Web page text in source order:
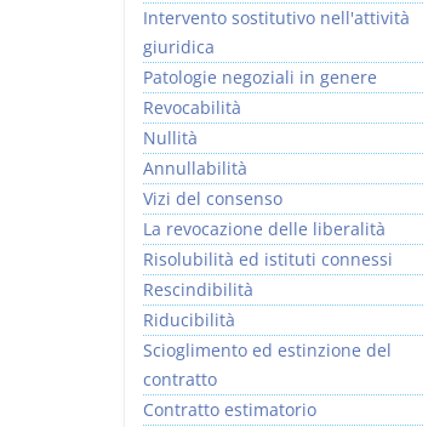
Intervento sostitutivo nell'attività
giuridica
Patologie negoziali in genere
Revocabilità
Nullità
Annullabilità
Vizi del consenso
La revocazione delle liberalità
Risolubilità ed istituti connessi
Rescindibilità
Riducibilità
Scioglimento ed estinzione del
contratto
Contratto estimatorio